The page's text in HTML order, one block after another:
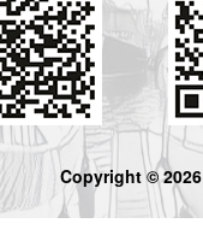
Copyright © 2026